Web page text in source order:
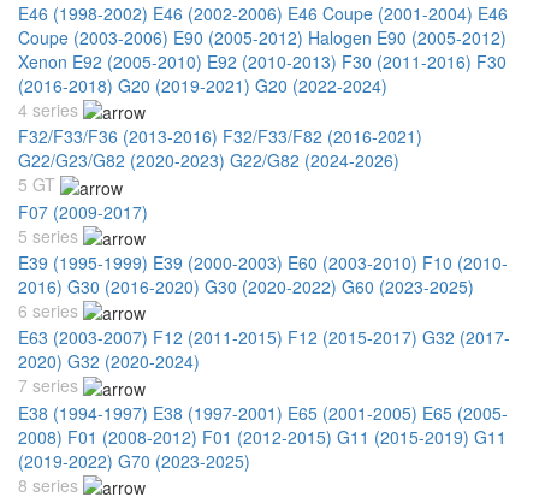
E46 (1998-2002) E46 (2002-2006) E46 Coupe (2001-2004) E46
Coupe (2003-2006) E90 (2005-2012) Halogen E90 (2005-2012)
Xenon E92 (2005-2010) E92 (2010-2013) F30 (2011-2016) F30
(2016-2018) G20 (2019-2021) G20 (2022-2024)
4 series
F32/F33/F36 (2013-2016) F32/F33/F82 (2016-2021)
G22/G23/G82 (2020-2023) G22/G82 (2024-2026)
5 GT
F07 (2009-2017)
5 series
E39 (1995-1999) E39 (2000-2003) E60 (2003-2010) F10 (2010-
2016) G30 (2016-2020) G30 (2020-2022) G60 (2023-2025)
6 series
E63 (2003-2007) F12 (2011-2015) F12 (2015-2017) G32 (2017-
2020) G32 (2020-2024)
7 series
E38 (1994-1997) E38 (1997-2001) E65 (2001-2005) E65 (2005-
2008) F01 (2008-2012) F01 (2012-2015) G11 (2015-2019) G11
(2019-2022) G70 (2023-2025)
8 series